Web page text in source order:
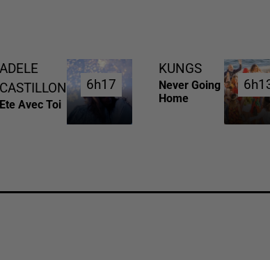
ADELE
CASTILLON
Ete Avec Toi
6h17
6h17
KUNGS
Never Going
Home